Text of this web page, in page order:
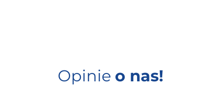
Opinie o nas!